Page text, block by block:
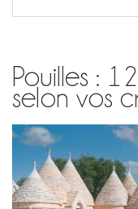
Pouilles :
selon vos